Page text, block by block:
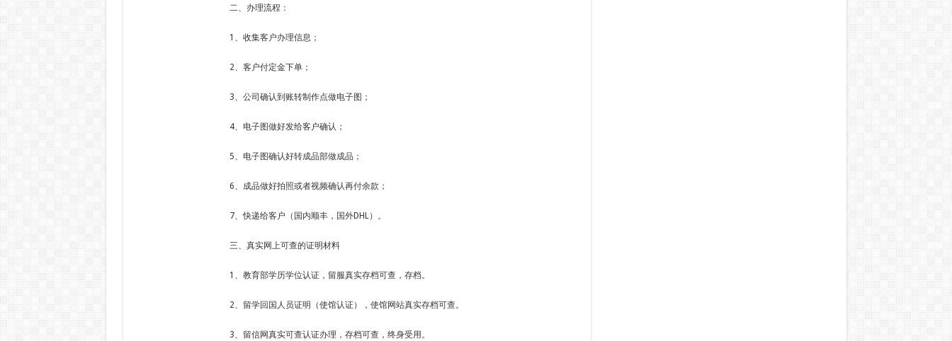
二、办理流程：
1、收集客户办理信息；
2、客户付定金下单；
3、公司确认到账转制作点做电子图；
4、电子图做好发给客户确认；
5、电子图确认好转成品部做成品；
6、成品做好拍照或者视频确认再付余款；
7、快递给客户（国内顺丰，国外DHL）。
三、真实网上可查的证明材料
1、教育部学历学位认证，留服真实存档可查，存档。
2、留学回国人员证明（使馆认证），使馆网站真实存档可查。
3、留信网真实可查认证办理，存档可查，终身受用。